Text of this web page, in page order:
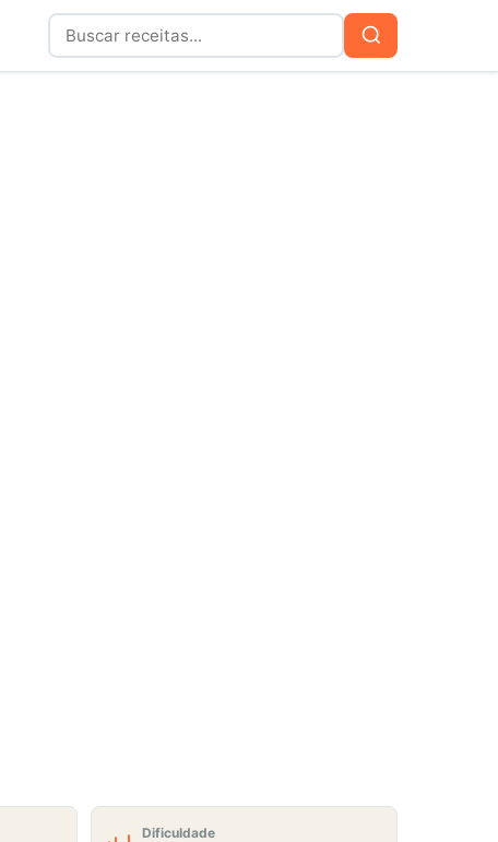
Buscar
por:
Buscar
Dificuldade